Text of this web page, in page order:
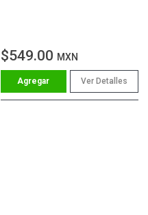
$549.00 MXN
Ver Detalles